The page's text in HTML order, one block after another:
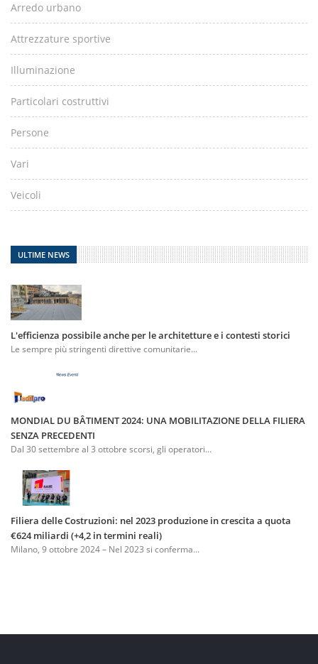
Arredo urbano
Attrezzature sportive
Illuminazione
Particolari costruttivi
Persone
Vari
Veicoli
ULTIME NEWS
L'efficienza possibile anche per le architetture e i contesti storici
Le sempre più stringenti direttive comunitarie...
MONDIAL DU BÂTIMENT 2024: UNA MOBILITAZIONE DELLA FILIERA
SENZA PRECEDENTI
Dal 30 settembre al 3 ottobre scorsi, gli operatori...
Filiera delle Costruzioni: nel 2023 produzione in crescita a quota
€624 miliardi (+4,2 in termini reali)
Milano, 9 ottobre 2024 – Nel 2023 si conferma...